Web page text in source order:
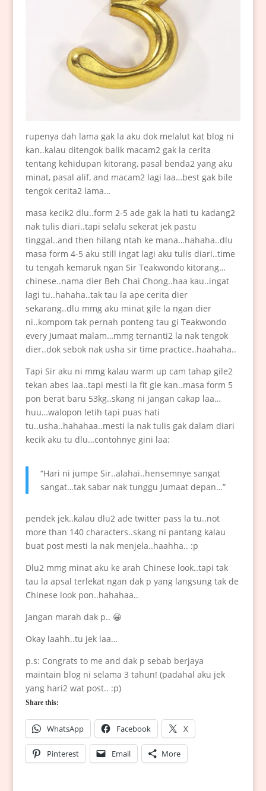
rupenya dah lama gak la aku dok melalut kat blog ni
kan..kalau ditengok balik macam2 gak la cerita
tentang kehidupan kitorang, pasal benda2 yang aku
minat, pasal alif, and macam2 lagi laa…best gak bile
tengok cerita2 lama…
masa kecik2 dlu..form 2-5 ade gak la hati tu kadang2
nak tulis diari..tapi selalu sekerat jek pastu
tinggal..and then hilang ntah ke mana…hahaha..dlu
masa form 4-5 aku still ingat lagi aku tulis diari..time
tu tengah kemaruk ngan Sir Teakwondo kitorang…
chinese..nama dier Beh Chai Chong..haa kau..ingat
lagi tu..hahaha..tak tau la ape cerita dier
sekarang..dlu mmg aku minat gile la ngan dier
ni..kompom tak pernah ponteng tau gi Teakwondo
every Jumaat malam…mmg ternanti2 la nak tengok
dier..dok sebok nak usha sir time practice..haahaha..
Tapi Sir aku ni mmg kalau warm up cam tahap gile2
tekan abes laa..tapi mesti la fit gle kan..masa form 5
pon berat baru 53kg..skang ni jangan cakap laa…
huu…walopon letih tapi puas hati
tu..usha..hahahaa..mesti la nak tulis gak dalam diari
kecik aku tu dlu…contohnye gini laa:
“Hari ni jumpe Sir..alahai..hensemnye sangat
sangat…tak sabar nak tunggu Jumaat depan…”
pendek jek..kalau dlu2 ade twitter pass la tu..not
more than 140 characters..skang ni pantang kalau
buat post mesti la nak menjela..haahha.. :p
Dlu2 mmg minat aku ke arah Chinese look..tapi tak
tau la apsal terlekat ngan dak p yang langsung tak de
Chinese look pon..hahahaa..
Jangan marah dak p.. 😀
Okay laahh..tu jek laa…
p.s: Congrats to me and dak p sebab berjaya
maintain blog ni selama 3 tahun! (padahal aku jek
yang hari2 wat post.. :p)
Share this:
WhatsApp Facebook X
Pinterest Email More